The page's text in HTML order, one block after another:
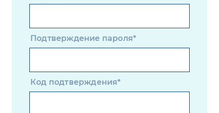
Подтверждение пароля*
Код подтверждения*